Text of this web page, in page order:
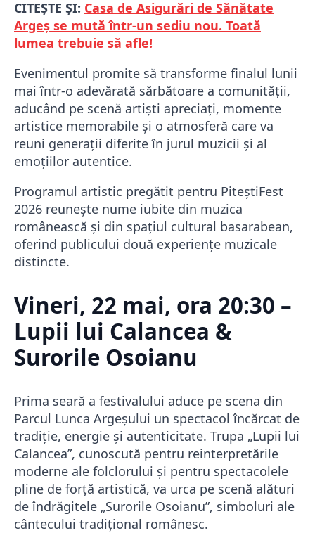
CITEȘTE ȘI: Casa de Asigurări de Sănătate
Argeș se mută într-un sediu nou. Toată
lumea trebuie să afle!
Evenimentul promite să transforme finalul lunii
mai într-o adevărată sărbătoare a comunității,
aducând pe scenă artiști apreciați, momente
artistice memorabile și o atmosferă care va
reuni generații diferite în jurul muzicii și al
emoțiilor autentice.
Programul artistic pregătit pentru PiteștiFest
2026 reunește nume iubite din muzica
românească și din spațiul cultural basarabean,
oferind publicului două experiențe muzicale
distincte.
Vineri, 22 mai, ora 20:30 –
Lupii lui Calancea &
Surorile Osoianu
Prima seară a festivalului aduce pe scena din
Parcul Lunca Argeșului un spectacol încărcat de
tradiție, energie și autenticitate. Trupa „Lupii lui
Calancea”, cunoscută pentru reinterpretările
moderne ale folclorului și pentru spectacolele
pline de forță artistică, va urca pe scenă alături
de îndrăgitele „Surorile Osoianu”, simboluri ale
cântecului tradițional românesc.